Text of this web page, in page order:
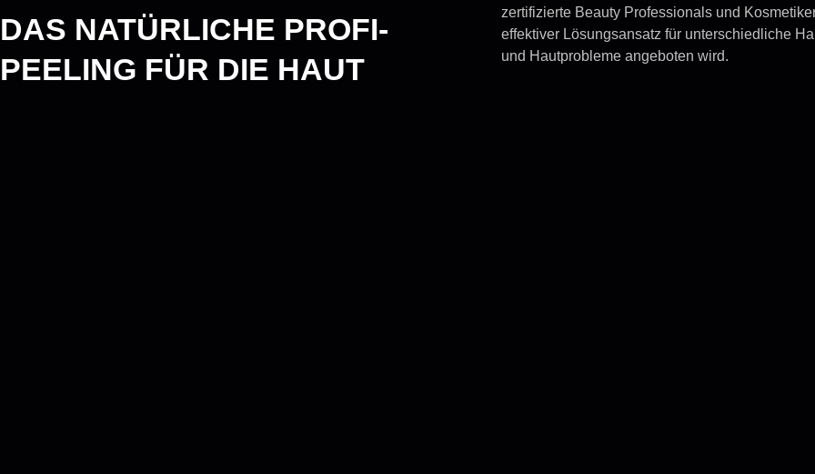
DAS NATÜRLICHE PROFI-
PEELING FÜR DIE HAUT
zertifizierte Beauty Professionals und
effektiver Lösungsansatz für unterschiedliche
und Hautprobleme angeboten wird.